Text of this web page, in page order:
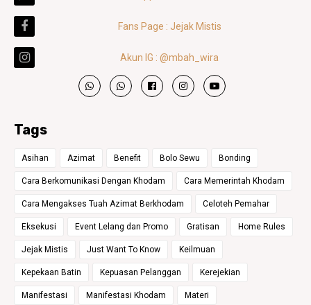
Fans Page : Jejak Mistis
Akun IG : @mbah_wira
Tags
Asihan Azimat Benefit Bolo Sewu Bonding
Cara Berkomunikasi Dengan Khodam Cara Memerintah Khodam
Cara Mengakses Tuah Azimat Berkhodam Celoteh Pemahar
Eksekusi Event Lelang dan Promo Gratisan Home Rules
Jejak Mistis Just Want To Know Keilmuan
Kepekaan Batin Kepuasan Pelanggan Kerejekian
Manifestasi Manifestasi Khodam Materi